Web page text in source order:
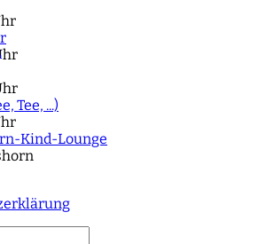
Tee, ...)
Kind-Lounge